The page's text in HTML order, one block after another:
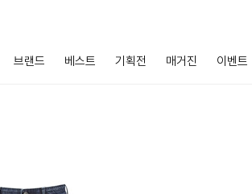
브랜드 베스트 기획전 매거진 이벤트